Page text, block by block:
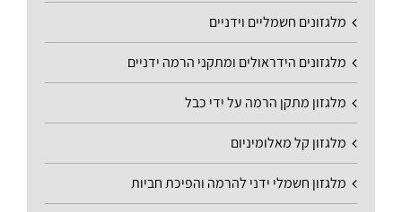
מלגזונים חשמליים וידניים
מלגזונים הידראולים ומתקני הרמה ידניים
מלגזון מתקן הרמה על ידי כבל
מלגזון קל מאלומיניום
מלגזון חשמלי ידני להרמה והפיכת חביות